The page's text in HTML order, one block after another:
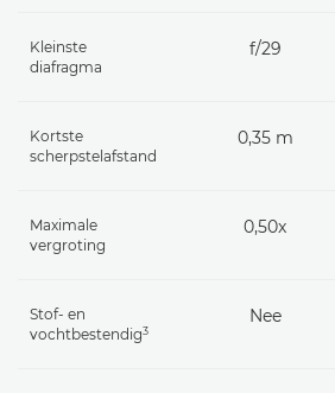
Kleinste
diafragma
f/29
Kortste
scherpstelafstand
0,35 m
Maximale
vergroting
0,50x
Stof- en
vochtbestendig3
Nee